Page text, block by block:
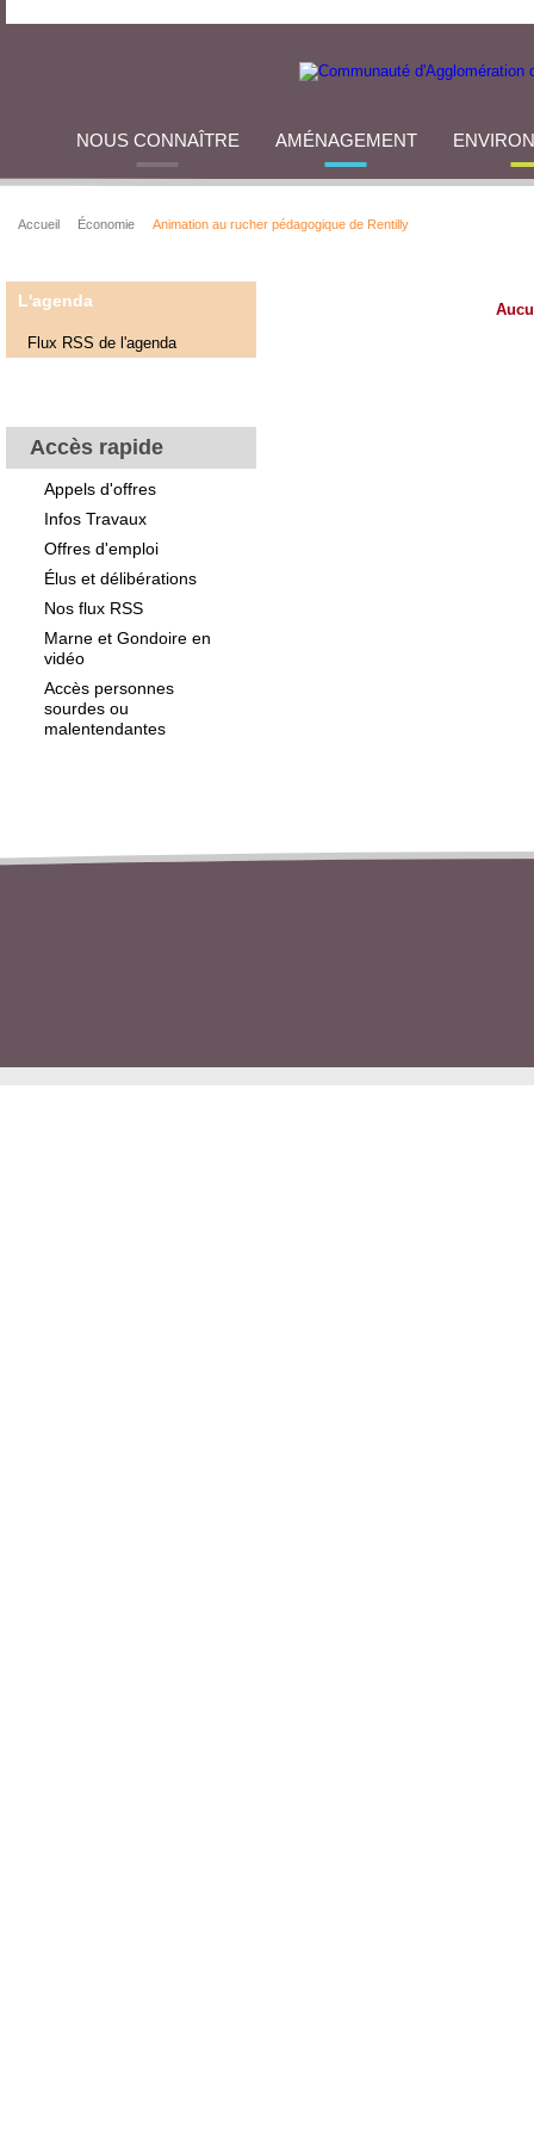
NOUS CONNAÎTRE AMÉNAGEMENT
Accueil Économie Animation au rucher pédagogique de Rentilly
L'agenda
Flux RSS de l'agenda
Accès rapide
Appels d'offres
Infos Travaux
Offres d'emploi
Élus et délibérations
Nos flux RSS
Marne et Gondoire en
vidéo
Accès personnes
sourdes ou
malentendantes